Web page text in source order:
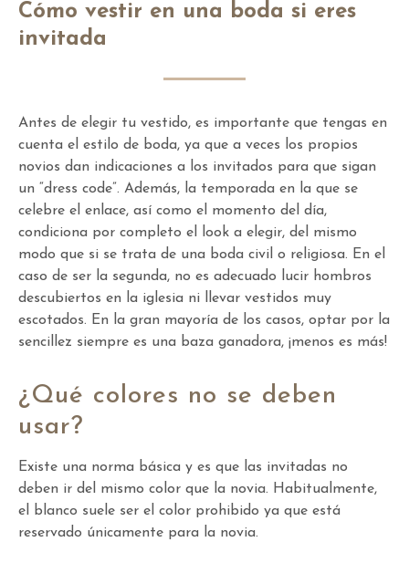
Cómo vestir en una boda si eres
invitada
Antes de elegir tu vestido, es importante que tengas en
cuenta el estilo de boda, ya que a veces los propios
novios dan indicaciones a los invitados para que sigan
un “dress code”. Además, la temporada en la que se
celebre el enlace, así como el momento del día,
condiciona por completo el look a elegir, del mismo
modo que si se trata de una boda civil o religiosa. En el
caso de ser la segunda, no es adecuado lucir hombros
descubiertos en la iglesia ni llevar vestidos muy
escotados. En la gran mayoría de los casos, optar por la
sencillez siempre es una baza ganadora, ¡menos es más!
¿Qué colores no se deben
usar?
Existe una norma básica y es que las invitadas no
deben ir del mismo color que la novia. Habitualmente,
el blanco suele ser el color prohibido ya que está
reservado únicamente para la novia.